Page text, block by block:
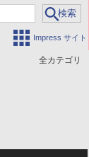
Impress サイト
全カテゴリ